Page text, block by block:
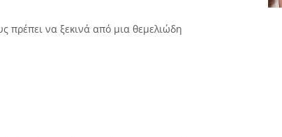
πρέπει να ξεκινά από μια θεμελιώδη